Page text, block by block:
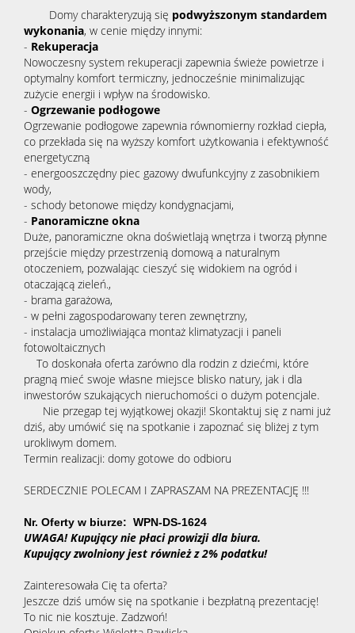
Domy charakteryzują się podwyższonym standardem
wykonania, w cenie między innymi:
- Rekuperacja
Nowoczesny system rekuperacji zapewnia świeże powietrze i
optymalny komfort termiczny, jednocześnie minimalizując
zużycie energii i wpływ na środowisko.
- Ogrzewanie podłogowe
Ogrzewanie podłogowe zapewnia równomierny rozkład ciepła,
co przekłada się na wyższy komfort użytkowania i efektywność
energetyczną
- energooszczędny piec gazowy dwufunkcyjny z zasobnikiem
wody,
- schody betonowe między kondygnacjami,
- Panoramiczne okna
Duże, panoramiczne okna doświetlają wnętrza i tworzą płynne
przejście między przestrzenią domową a naturalnym
otoczeniem, pozwalając cieszyć się widokiem na ogród i
otaczającą zieleń.,
- brama garażowa,
- w pełni zagospodarowany teren zewnętrzny,
- instalacja umożliwiająca montaż klimatyzacji i paneli
fotowoltaicznych
To doskonała oferta zarówno dla rodzin z dziećmi, które
pragną mieć swoje własne miejsce blisko natury, jak i dla
inwestorów szukających nieruchomości o dużym potencjale.
Nie przegap tej wyjątkowej okazji! Skontaktuj się z nami już
dziś, aby umówić się na spotkanie i zapoznać się bliżej z tym
urokliwym domem.
Termin realizacji: domy gotowe do odbioru
SERDECZNIE POLECAM I ZAPRASZAM NA PREZENTACJĘ !!!
Nr. Oferty w biurze: WPN-DS-1624
UWAGA! Kupujący nie płaci prowizji dla biura.
Kupujący zwolniony jest również z 2% podatku!
Zainteresowała Cię ta oferta?
Jeszcze dziś umów się na spotkanie i bezpłatną prezentację!
To nic nie kosztuje. Zadzwoń!